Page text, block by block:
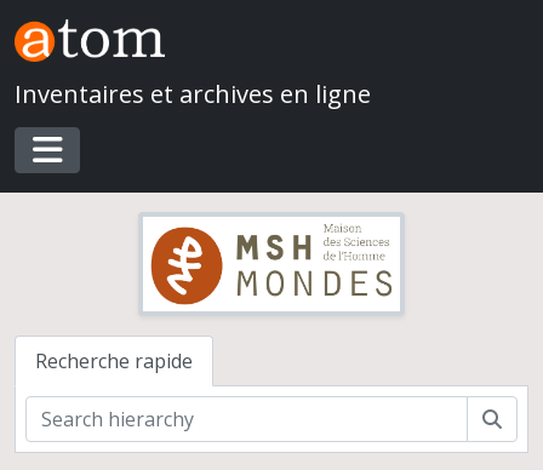
Skip to main content
Inventaires et archives en ligne
Toggle navigation
Recherche rapide